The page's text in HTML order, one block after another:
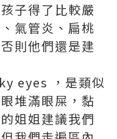
子得了比較嚴
氣管炎、扁桃
則他們還是建
eyes ，是類似
堆滿眼屎，黏
姐姐建議我們